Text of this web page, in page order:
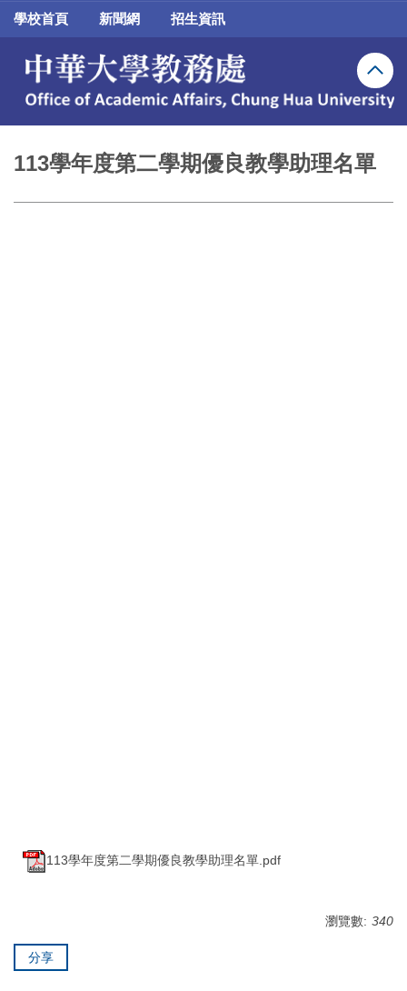
跳
區
學校首頁 新聞網 招生資訊
113學年度第二學期優良教學助理名單
113學年度第二學期優良教學助理名單.pdf
瀏覽數: 340
分享